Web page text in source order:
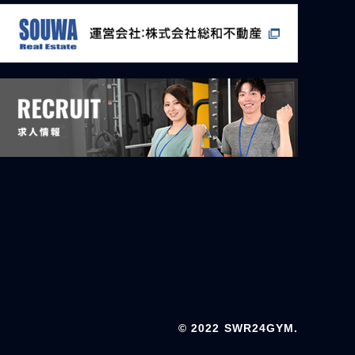
© 2022 SWR24GYM.